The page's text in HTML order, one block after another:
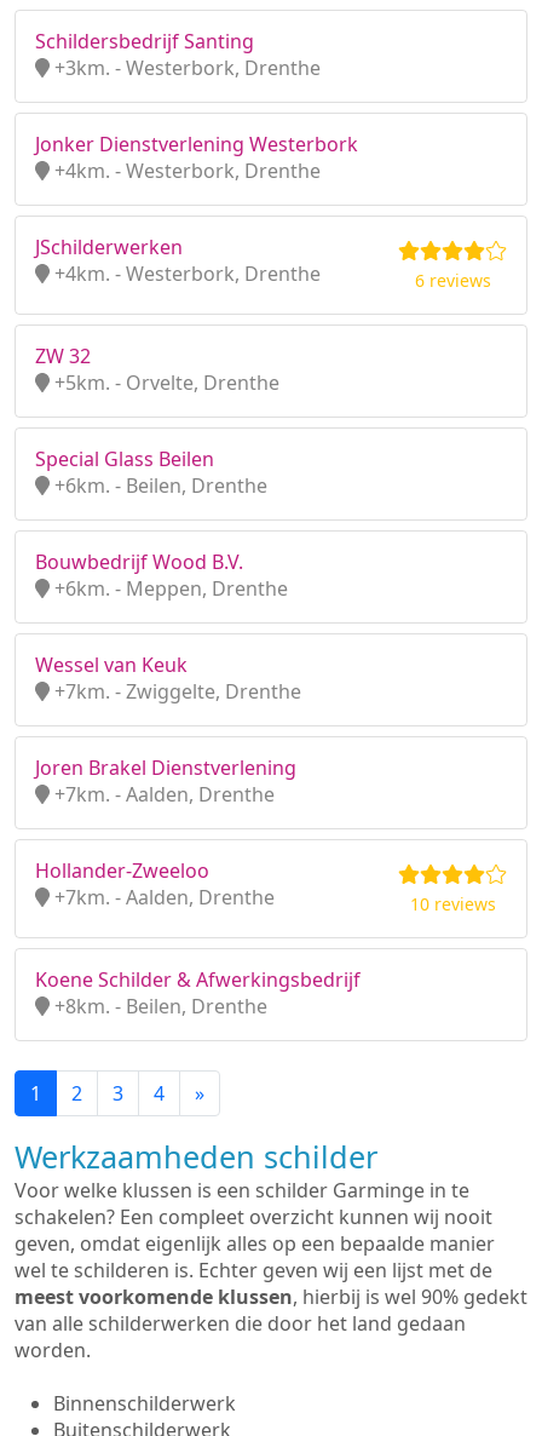
Schildersbedrijf Santing
+3km. - Westerbork, Drenthe
Jonker Dienstverlening Westerbork
+4km. - Westerbork, Drenthe
JSchilderwerken
+4km. - Westerbork, Drenthe
6 reviews
ZW 32
+5km. - Orvelte, Drenthe
Special Glass Beilen
+6km. - Beilen, Drenthe
Bouwbedrijf Wood B.V.
+6km. - Meppen, Drenthe
Wessel van Keuk
+7km. - Zwiggelte, Drenthe
Joren Brakel Dienstverlening
+7km. - Aalden, Drenthe
Hollander-Zweeloo
+7km. - Aalden, Drenthe
10 reviews
Koene Schilder & Afwerkingsbedrijf
+8km. - Beilen, Drenthe
1 2 3 4 »
Werkzaamheden schilder
Voor welke klussen is een schilder Garminge in te
schakelen? Een compleet overzicht kunnen wij nooit
geven, omdat eigenlijk alles op een bepaalde manier
wel te schilderen is. Echter geven wij een lijst met de
meest voorkomende klussen, hierbij is wel 90% gedekt
van alle schilderwerken die door het land gedaan
worden.
Binnenschilderwerk
Buitenschilderwerk